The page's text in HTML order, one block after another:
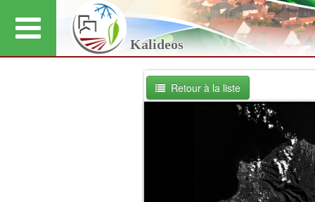
Kalideos
Retour à la liste